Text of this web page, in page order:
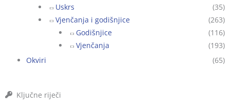
Uskrs
(35)
Vjenčanja i godišnjice
(263)
Godišnjice
(116)
Vjenčanja
(193)
Okviri
(65)
Ključne riječi